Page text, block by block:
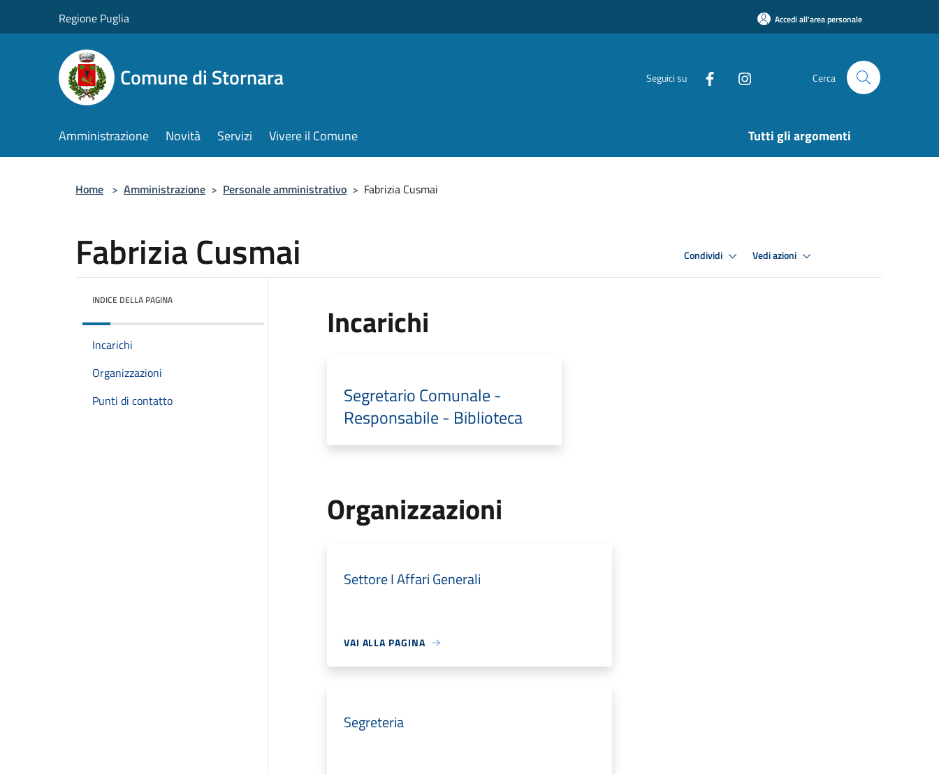
Regione Puglia Accedi all'area personale
Comune di Stornara Seguici su Cerca
Amministrazione Novità Servizi Vivere il Comune Tutti gli argomenti
Home > Amministrazione > Personale amministrativo > Fabrizia Cusmai
Fabrizia Cusmai Condividi Vedi azioni
INDICE DELLA PAGINA
Incarichi
Organizzazioni
Punti di contatto
Incarichi
Segretario Comunale -
Responsabile - Biblioteca
Organizzazioni
Settore I Affari Generali
VAI ALLA PAGINA
Segreteria